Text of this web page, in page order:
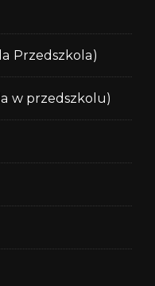
Przedszkola)
w przedszkolu)